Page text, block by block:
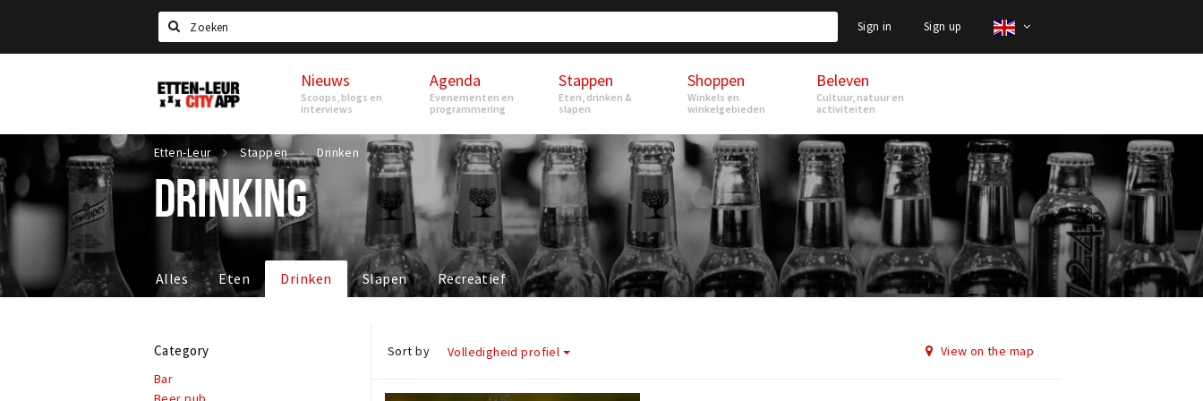
Search
Sign in Sign up
Etten-
Leur
Nieuws
Scoops, blogs en
interviews
Agenda
Evenementen en
programmering
Stappen
Eten, drinken &
slapen
Shoppen
Winkels en
winkelgebieden
Beleven
Cultuur, natuur en
activiteiten
Etten-Leur Stappen Drinken
DRINKING
Alles Eten Drinken Slapen Recreatief
Category
Bar
Sort by Volledigheid profiel View on the map